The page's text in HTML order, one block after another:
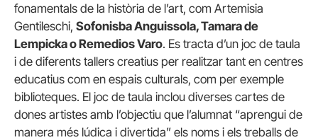
fonamentals de la història de l’art, com Artemisia
Gentileschi, Sofonisba Anguissola, Tamara de
Lempicka o Remedios Varo. Es tracta d’un joc de taula
i de diferents tallers creatius per realitzar tant en centres
educatius com en espais culturals, com per exemple
biblioteques. El joc de taula inclou diverses cartes de
dones artistes amb l’objectiu que l’alumnat “aprengui de
manera més lúdica i divertida” els noms i els treballs de